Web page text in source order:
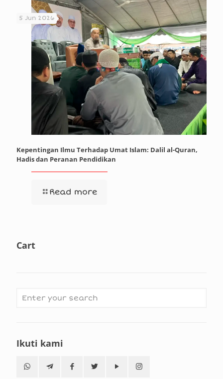
5 Jun 2026
Kepentingan Ilmu Terhadap Umat Islam: Dalil al-Quran,
Hadis dan Peranan Pendidikan
Read more
Cart
Ikuti kami